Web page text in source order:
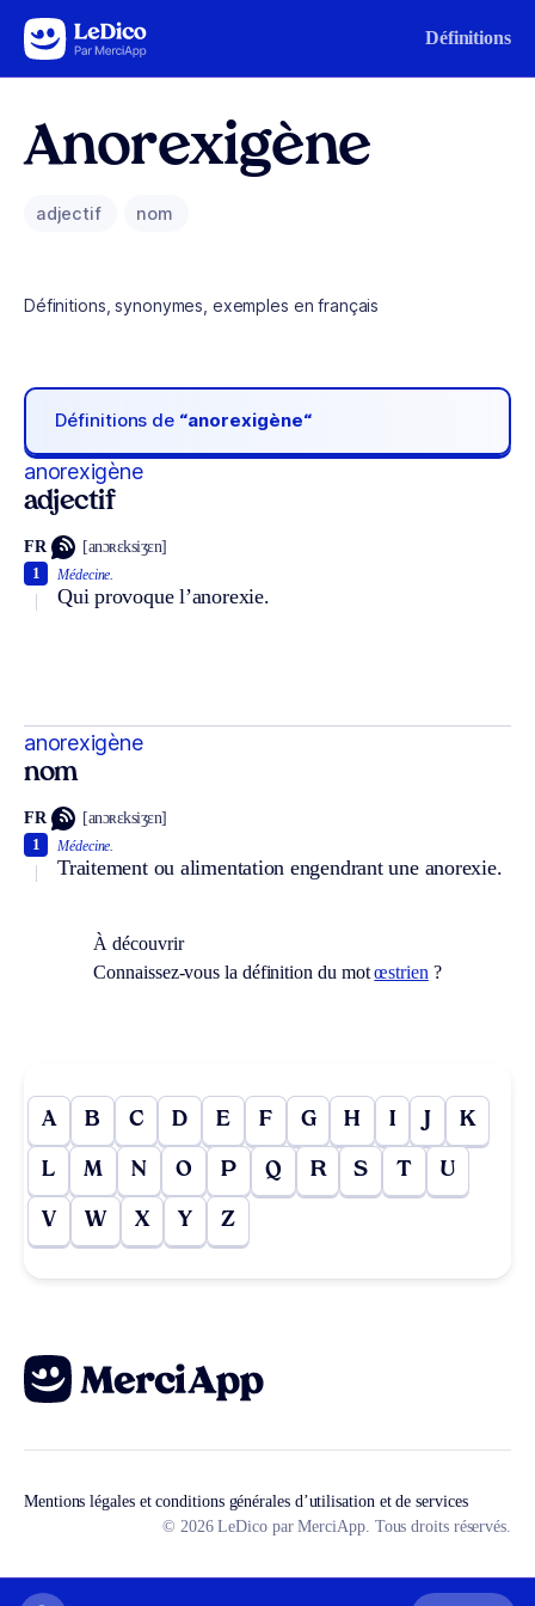
Aller au contenu Définitions
Anorexigène
adjectif nom
Définitions, synonymes, exemples en français
Définitions de “anorexigène“
anorexigène
adjectif
FR [anɔʀɛksiʒɛn]
Médecine.
Qui provoque l’anorexie.
1
anorexigène
nom
FR [anɔʀɛksiʒɛn]
Médecine.
Traitement ou alimentation engendrant une anorexie.
1
À découvrir
Connaissez-vous la définition du motœstrien ?
A B C D E F G H I J K
L M N O P Q R S T U
V W X Y Z
Mentions légales et conditions générales d’utilisation et de services
© 2026 LeDico par MerciApp. Tous droits réservés.